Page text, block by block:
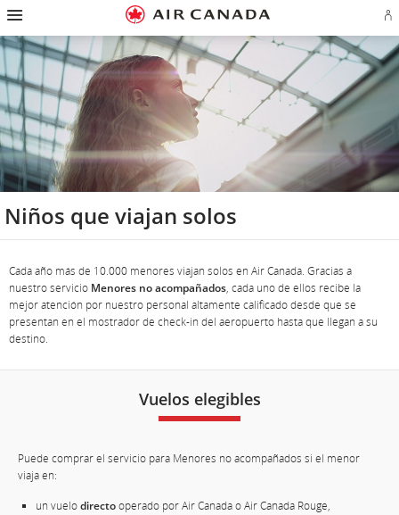
página
de
inicio
Omitir
pasar
a
la
pantalla
de
navegación
principal
Omitir
pasar
al
contenido
campo
de
búsqueda
Omitir
pasar
a
los
vínculos
del
pie
de
página
Omitir
pasar
al
mapa
del
sitio
Omitir
pasar
a
Contáctenos
o
de
Niños que viajan solos
Cada año más de 10.000 menores viajan solos en Air Canada. Gracias a
nuestro servicio Menores no acompañados, cada uno de ellos recibe la
mejor atención por nuestro personal altamente calificado desde que se
presentan en el mostrador de check-in del aeropuerto hasta que llegan a su
destino.
Vuelos elegibles
Puede comprar el servicio para Menores no acompañados si el menor
viaja en:
un vuelodirectooperado por Air Canada o Air Canada Rouge,